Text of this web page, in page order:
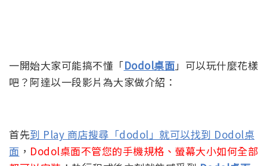
一開始大家可能搞不懂「Dodol桌面」可以玩什麼花樣
吧？阿達以一段影片為大家做介紹：
首先到 Play 商店搜尋「dodol」就可以找到 Dodol桌
面 ， Dodol桌面不管您的手機規格、螢幕大小如何全部